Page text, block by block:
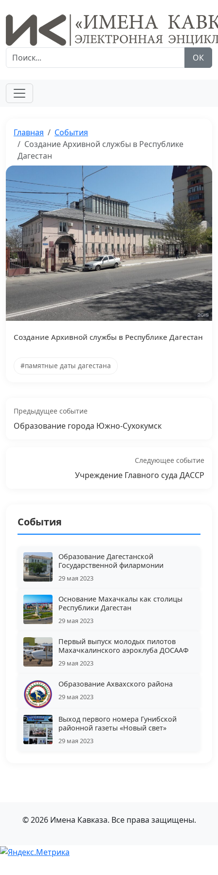
ОК
Главная
События
Создание Архивной службы в Республике
Дагестан
Создание Архивной службы в Республике Дагестан
#памятные даты дагестана
Предыдущее событие
Образование города Южно-Сухокумск
Следующее событие
Учреждение Главного суда ДАССР
События
Образование Дагестанской
Государственной филармонии
29 мая 2023
Основание Махачкалы как столицы
Республики Дагестан
29 мая 2023
Первый выпуск молодых пилотов
Махачкалинского аэроклуба ДОСААФ
29 мая 2023
Образование Ахвахского района
29 мая 2023
Выход первого номера Гунибской
районной газеты «Новый свет»
29 мая 2023
© 2026 Имена Кавказа. Все права защищены.